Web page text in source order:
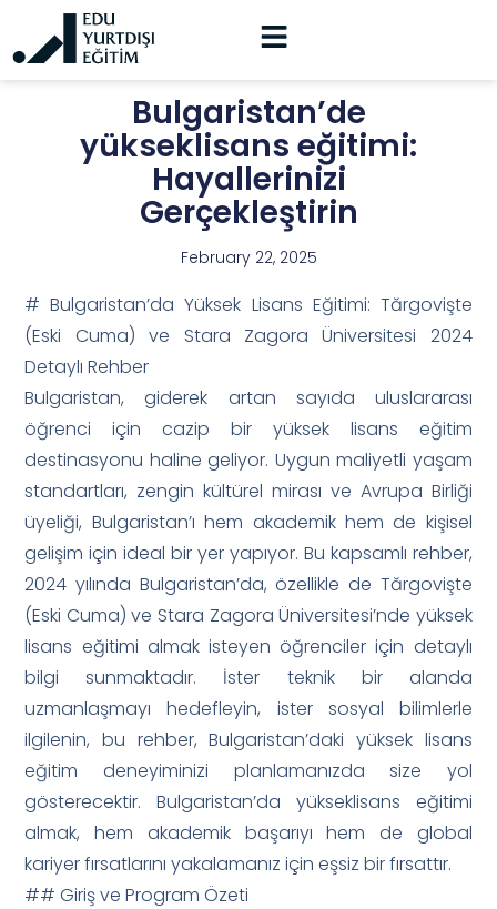
Bulgaristan’de
yükseklisans eğitimi:
Hayallerinizi
Gerçekleştirin
February 22, 2025
# Bulgaristan’da Yüksek Lisans Eğitimi: Tărgovişte
(Eski Cuma) ve Stara Zagora Üniversitesi 2024
Detaylı Rehber
Bulgaristan, giderek artan sayıda uluslararası
öğrenci için cazip bir yüksek lisans eğitim
destinasyonu haline geliyor. Uygun maliyetli yaşam
standartları, zengin kültürel mirası ve Avrupa Birliği
üyeliği, Bulgaristan’ı hem akademik hem de kişisel
gelişim için ideal bir yer yapıyor. Bu kapsamlı rehber,
2024 yılında Bulgaristan’da, özellikle de Tărgovişte
(Eski Cuma) ve Stara Zagora Üniversitesi’nde yüksek
lisans eğitimi almak isteyen öğrenciler için detaylı
bilgi sunmaktadır. İster teknik bir alanda
uzmanlaşmayı hedefleyin, ister sosyal bilimlerle
ilgilenin, bu rehber, Bulgaristan’daki yüksek lisans
eğitim deneyiminizi planlamanızda size yol
gösterecektir. Bulgaristan’da yükseklisans eğitimi
almak, hem akademik başarıyı hem de global
kariyer fırsatlarını yakalamanız için eşsiz bir fırsattır.
## Giriş ve Program Özeti